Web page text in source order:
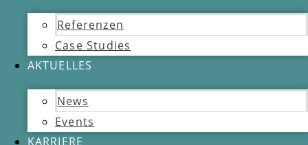
Referenzen
Case Studies
AKTUELLES
News
Events
KARRIERE